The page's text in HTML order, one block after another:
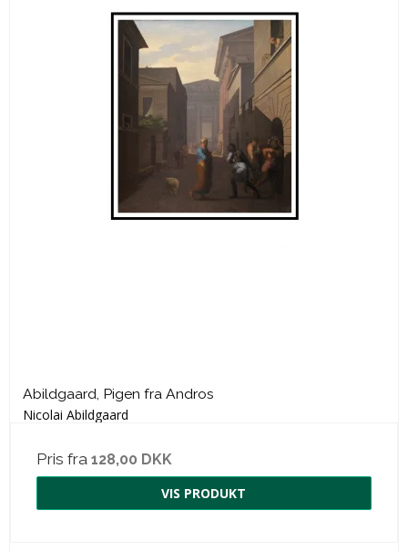
Abildgaard, Pigen fra Andros
Nicolai Abildgaard
Pris fra 128,00 DKK
VIS PRODUKT